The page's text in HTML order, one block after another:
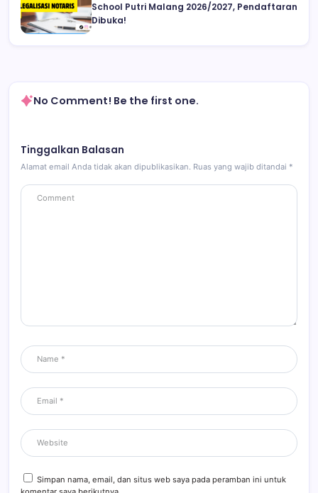
School Putri Malang 2026/2027, Pendaftaran
Dibuka!
No Comment! Be the first one.
Tinggalkan Balasan
Alamat email Anda tidak akan dipublikasikan. Ruas yang wajib ditandai *
Simpan nama, email, dan situs web saya pada peramban ini untuk